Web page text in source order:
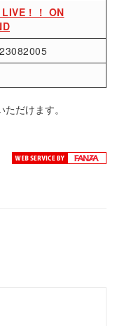
！！ ON
だけます。